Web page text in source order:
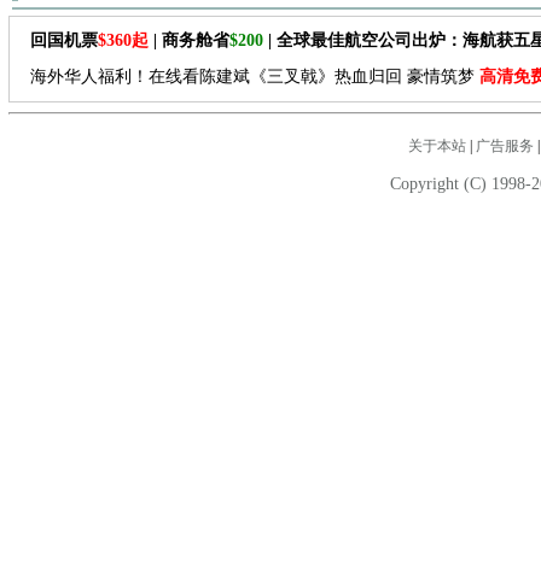
回国机票$360起 | 商务舱省$200 | 全球最佳航空公司出炉：海航获五
海外华人福利！在线看陈建斌《三叉戟》热血归回 豪情筑梦 高清免
关于本站| 广告服务
Copyright (C) 1998-